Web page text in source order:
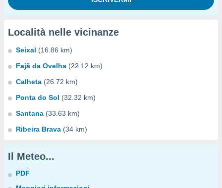
Località nelle vicinanze
Seixal (16.86 km)
Fajã da Ovelha (22.12 km)
Calheta (26.72 km)
Ponta do Sol (32.32 km)
Santana (33.63 km)
Ribeira Brava (34 km)
Il Meteo...
PDF